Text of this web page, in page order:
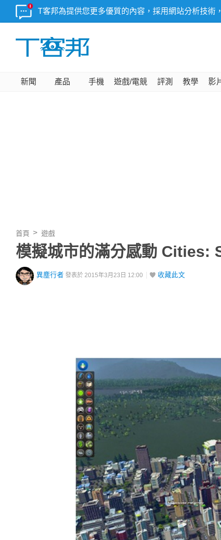
T客邦為提供您更多優質的內容，採用網站分析技術
新聞 產品 手機 遊戲/電競 評測 教學 影
首頁 遊戲
模擬城市的滿分感動 Cities:
異塵行者 發表於 2015年3月23日 12:00 收藏此文